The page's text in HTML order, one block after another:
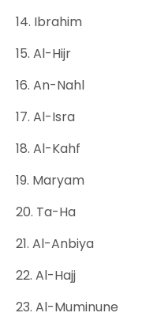
14. Ibrahim
15. Al-Hijr
16. An-Nahl
17. Al-Isra
18. Al-Kahf
19. Maryam
20. Ta-Ha
21. Al-Anbiya
22. Al-Hajj
23. Al-Muminune